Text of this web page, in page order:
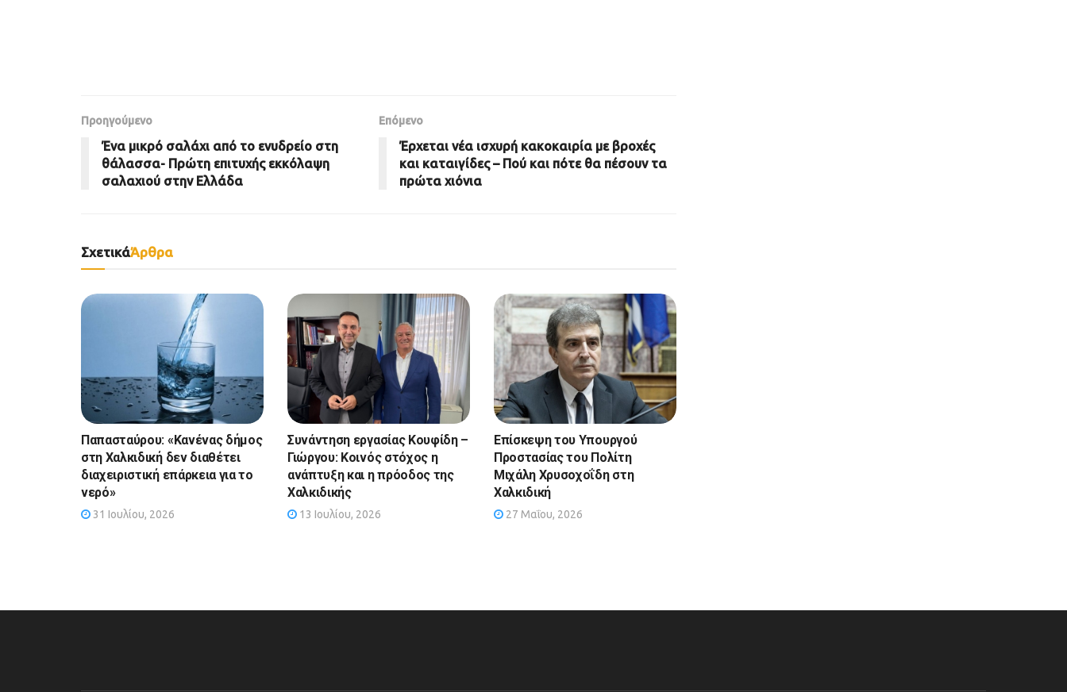
Προηγούμενο
Ένα μικρό σαλάχι από το ενυδρείο στη
θάλασσα- Πρώτη επιτυχής εκκόλαψη
σαλαχιού στην Ελλάδα
Επόμενο
Έρχεται νέα ισχυρή κακοκαιρία με βροχές
και καταιγίδες – Πού και πότε θα πέσουν τα
πρώτα χιόνια
ΣχετικάΆρθρα
Παπασταύρου: «Κανένας δήμος
στη Χαλκιδική δεν διαθέτει
διαχειριστική επάρκεια για το
νερό»
31 Ιουλίου, 2026
Συνάντηση εργασίας Κουφίδη –
Γιώργου: Κοινός στόχος η
ανάπτυξη και η πρόοδος της
Χαλκιδικής
13 Ιουλίου, 2026
Επίσκεψη του Υπουργού
Προστασίας του Πολίτη
Μιχάλη Χρυσοχοΐδη στη
Χαλκιδική
27 Μαΐου, 2026